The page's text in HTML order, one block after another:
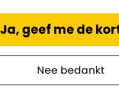
Ja, geef me de
Nee bedankt